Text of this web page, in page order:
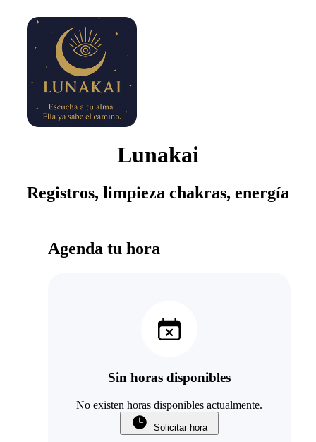
Lunakai
Registros, limpieza chakras, energía
Agenda tu hora
Sin horas disponibles
No existen horas disponibles actualmente.
Solicitar hora